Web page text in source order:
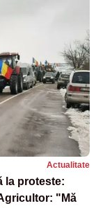
Actualitate
la proteste:
"Mă